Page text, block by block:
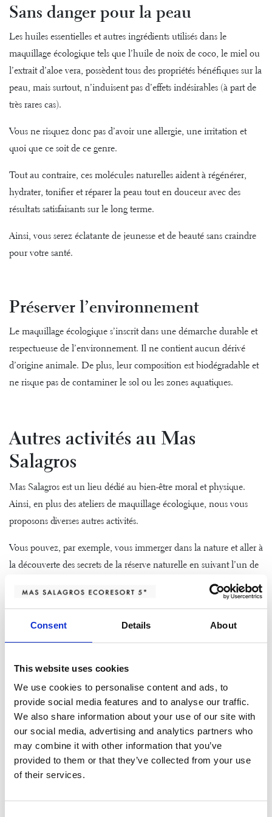
Consent Details About
This website uses cookies
We use cookies to personalise content and ads, to
provide social media features and to analyse our traffic.
We also share information about your use of our site with
our social media, advertising and analytics partners who
may combine it with other information that you’ve
provided to them or that they’ve collected from your use
of their services.
Sans danger pour la peau
Les huiles essentielles et autres ingrédients utilisés dans le
maquillage écologique tels que l’huile de noix de coco, le miel ou
l’extrait d’aloe vera, possèdent tous des propriétés bénéfiques sur la
peau, mais surtout, n’induisent pas d’effets indésirables (à part de
très rares cas).
Vous ne risquez donc pas d’avoir une allergie, une irritation et
quoi que ce soit de ce genre.
Tout au contraire, ces molécules naturelles aident à régénérer,
hydrater, tonifier et réparer la peau tout en douceur avec des
résultats satisfaisants sur le long terme.
Ainsi, vous serez éclatante de jeunesse et de beauté sans craindre
pour votre santé.
Préserver l’environnement
Le maquillage écologique s’inscrit dans une démarche durable et
respectueuse de l’environnement. Il ne contient aucun dérivé
d’origine animale. De plus, leur composition est biodégradable et
ne risque pas de contaminer le sol ou les zones aquatiques.
Autres activités au Mas
Salagros
Mas Salagros est un lieu dédié au bien-être moral et physique.
Ainsi, en plus des ateliers de maquillage écologique, nous vous
proposons diverses autres activités.
Vous pouvez, par exemple, vous immerger dans la nature et aller à
la découverte des secrets de la réserve naturelle en suivant l’un de
nos nombreux sentiers de randonnées, à pied, ou bien en e-bike.
Une fois votre randonnée terminée, venez profiter d’un moment
de détente aucircuit d’eau AIRE Ancient Baths
et laissez-vous
aller au bien-être que procure l’eau naturellement chaude de ce
Et si vous ressentez de la faim, alors auCibusrestaurant nous
vous proposons toute une sélection de spécialités de la région, à
base de riz, de grillades et de poissons, accompagné par des vins
biologiques. À noter qu’au Mas Salagros, nous offrons une cuisine